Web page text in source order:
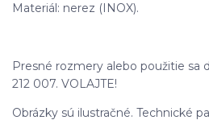
Materiál: nerez (INOX).
Presné rozmery alebo použitie sa
212 007. VOLAJTE!
Obrázky sú ilustračné. Technické